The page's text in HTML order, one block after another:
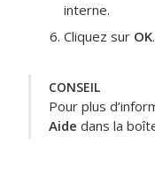
interne.
Cliquez sur OK.
CONSEIL
Pour plus
Aide dans la